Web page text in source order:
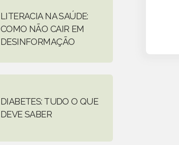
LITERACIA NA SAÚDE:
COMO NÃO CAIR EM
DESINFORMAÇÃO
DIABETES: TUDO O QUE
DEVE SABER